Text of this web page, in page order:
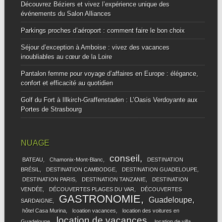
Découvrez Béziers et vivez l’expérience unique des
événements du Salon Alliances
Parkings proches d’aéroport : comment faire le bon choix
Séjour d’exception à Amboise : vivez des vacances
inoubliables au cœur de la Loire
Pantalon femme pour voyage d’affaires en Europe : élégance,
confort et efficacité au quotidien
Golf du Fort à Illkirch-Graffenstaden : L’Oasis Verdoyante aux
Portes de Strasbourg
NUAGE
BATEAU Chamonix-Mont-Blanc conseil
DESTINATION
BRÉSIL
DESTINATION CAMBODGE
DESTINATION GUADELOUPE
DESTINATION PARIS
DESTINATION TANZANIE
DESTINATION
VENDÉE
DÉCOUVERTES PLAGES DU VAR
DÉCOUVERTES
SARDAIGNE
GASTRONOMIE Guadeloupe
hôtel Casa Murina lcoation vacances
location des voitures en